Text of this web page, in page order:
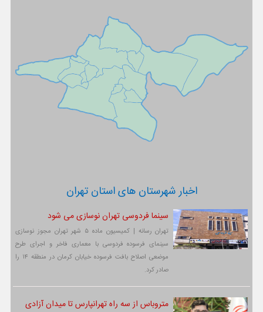
اخبار شهرستان های استان تهران
سینما فردوسی تهران نوسازی می شود
تهران رسانه | کمیسیون ماده ۵ شهر تهران مجوز نوسازی
سینمای فرسوده فردوسی با معماری فاخر و اجرای طرح
موضعی اصلاح بافت فرسوده خیابان کرمان در منطقه ۱۴ را
صادر کرد.
متروباس از سه راه تهرانپارس تا میدان آزادی